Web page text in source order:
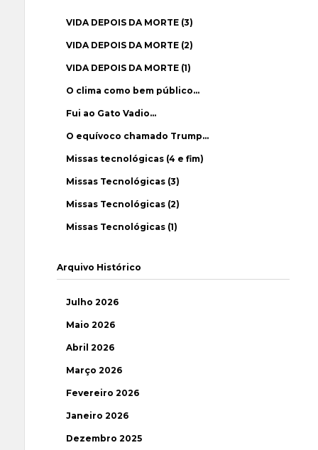
VIDA DEPOIS DA MORTE (3)
VIDA DEPOIS DA MORTE (2)
VIDA DEPOIS DA MORTE (1)
O clima como bem público…
Fui ao Gato Vadio…
O equívoco chamado Trump…
Missas tecnológicas (4 e fim)
Missas Tecnológicas (3)
Missas Tecnológicas (2)
Missas Tecnológicas (1)
Arquivo Histórico
Julho 2026
Maio 2026
Abril 2026
Março 2026
Fevereiro 2026
Janeiro 2026
Dezembro 2025